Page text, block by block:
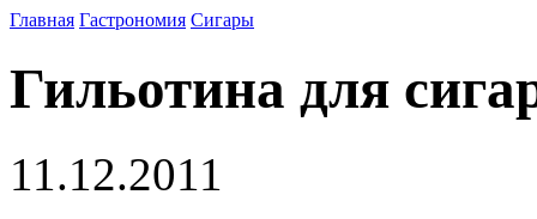
Главная Гастрономия Сигары
Гильотина для
11.12.2011